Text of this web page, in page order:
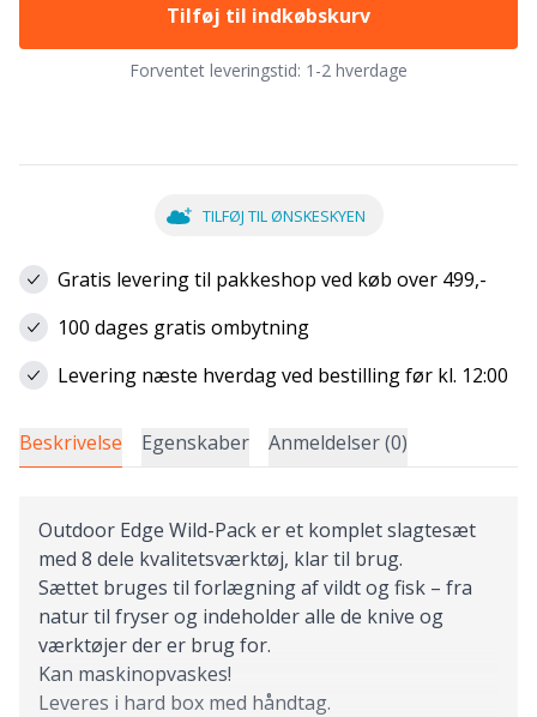
Tilføj til indkøbskurv
Forventet leveringstid: 1-2 hverdage
TILFØJ TIL ØNSKESKYEN
Gratis levering til pakkeshop ved køb over 499,-
100 dages gratis ombytning
Levering næste hverdag ved bestilling før kl. 12:00
Beskrivelse Egenskaber Anmeldelser (0)
Outdoor Edge Wild-Pack er et komplet slagtesæt
med 8 dele kvalitetsværktøj, klar til brug.
Sættet bruges til forlægning af vildt og fisk – fra
natur til fryser og indeholder alle de knive og
værktøjer der er brug for.
Kan maskinopvaskes!
Leveres i hard box med håndtag.